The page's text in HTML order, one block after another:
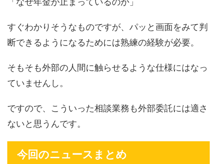
すぐわかりそうなものですが、パッと画面をみて判
断できるようになるためには熟練の経験が必要。
そもそも外部の人間に触らせるような仕様にはなっ
ていませんし。
ですので、こういった相談業務も外部委託には適さ
ないと思うんです。
今回のニュースまとめ